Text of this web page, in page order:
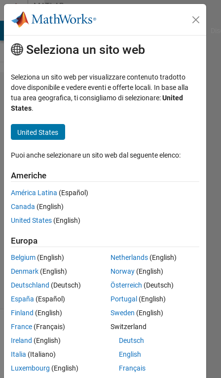
Vai al contenutoMATLAB
Answers
6-phase
IPMSM with
spatial
Sebastian
2026
1
Risposta
Aggiornato
2026
14
Visualizzazioni
(30 giorni)
Seleziona un sito web
Seleziona un sito web per visualizzare contenuto tradotto
dove disponibile e vedere eventi e offerte locali. In base alla
tua area geografica, ti consigliamo di selezionare:United
States.
United States
Puoi anche selezionare un sito web dal seguente elenco:
Americhe
América Latina (Español)
Canada (English)
United States (English)
Europa
Belgium (English)
Denmark (English)
Deutschland (Deutsch)
España (Español)
Finland (English)
France (Français)
Ireland (English)
Italia (Italiano)
Luxembourg (English)
Netherlands(English)
Norway(English)
Österreich (Deutsch)
Portugal (English)
Sweden (English)
Switzerland
Deutsch
English
Français